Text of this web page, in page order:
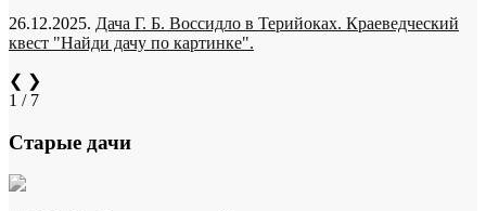
26.12.2025. Дача Г. Б. Воссидло в Терийоках. Краеведческий
квест "Найди дачу по картинке".
❮ ❯
1 / 7
Старые дачи